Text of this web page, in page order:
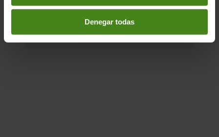
Denegar todas
Finançament per al desenvolupament-Sector Privat